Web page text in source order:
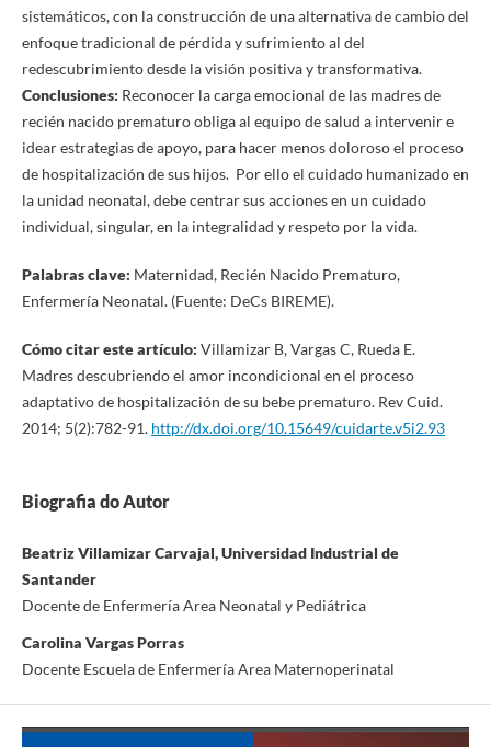
sistemáticos, con la construcción de una alternativa de cambio del
enfoque tradicional de pérdida y sufrimiento al del
redescubrimiento desde la visión positiva y transformativa.
Conclusiones: Reconocer la carga emocional de las madres de
recién nacido prematuro obliga al equipo de salud a intervenir e
idear estrategias de apoyo, para hacer menos doloroso el proceso
de hospitalización de sus hijos. Por ello el cuidado humanizado en
la unidad neonatal, debe centrar sus acciones en un cuidado
individual, singular, en la integralidad y respeto por la vida.
Palabras clave: Maternidad, Recién Nacido Prematuro,
Enfermería Neonatal. (Fuente: DeCs BIREME).
Cómo citar este artículo: Villamizar B, Vargas C, Rueda E.
Madres descubriendo el amor incondicional en el proceso
adaptativo de hospitalización de su bebe prematuro. Rev Cuid.
2014; 5(2):782-91. http://dx.doi.org/10.15649/cuidarte.v5i2.93
Biografia do Autor
Beatriz Villamizar Carvajal, Universidad Industrial de
Santander
Docente de Enfermería Area Neonatal y Pediátrica
Carolina Vargas Porras
Docente Escuela de Enfermería Area Maternoperinatal